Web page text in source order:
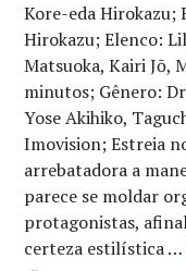
Kore-eda Hirokazu;
Hirokazu; Elenco:
Matsuoka, Kairi Jō,
minutos; Gênero:
Yose Akihiko,
Imovision; Estreia
arrebatadora a
parece se moldar
protagonistas,
certeza estilística …